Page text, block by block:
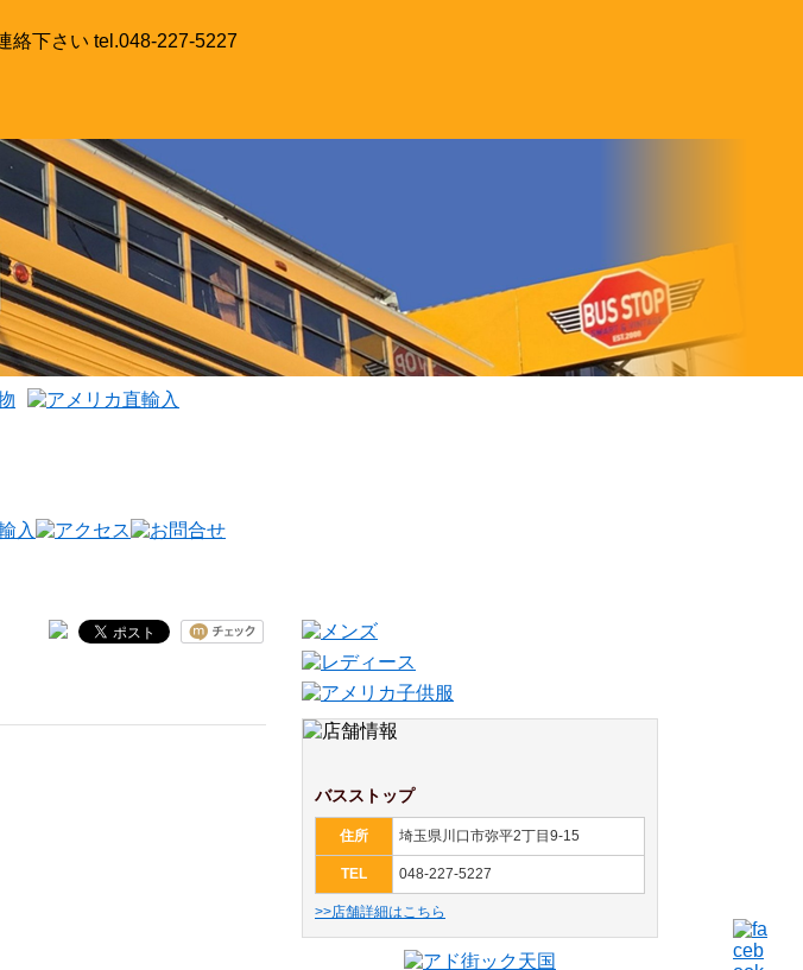
バスストップ
住所 埼玉県川口市弥平2丁目9-15
TEL 048-227-5227
>>店舗詳細はこちら